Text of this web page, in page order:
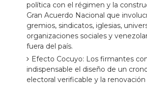
política con el régimen y la
Gran Acuerdo Nacional que
gremios, sindicatos, iglesias,
organizaciones sociales y
fuera del país.
Efecto Cocuyo: Los firmantes
indispensable el diseño de un
electoral verificable y la renovación